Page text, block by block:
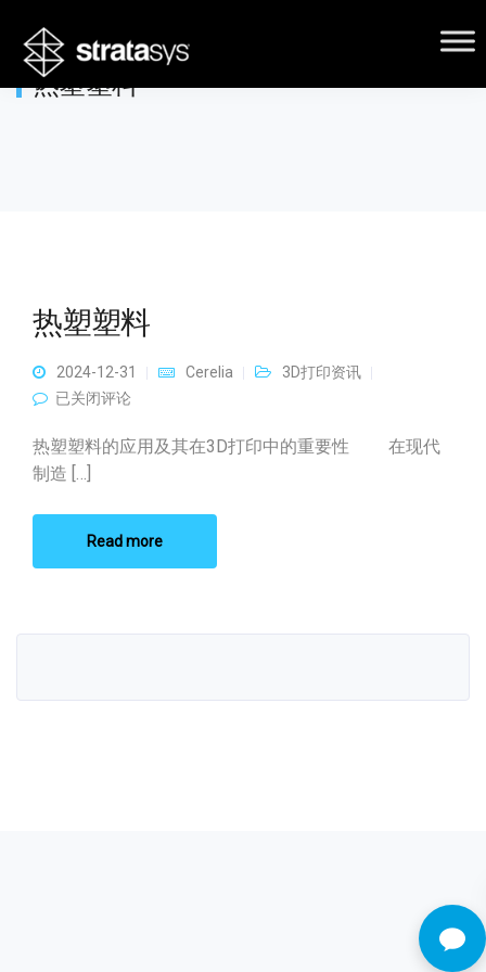
热塑塑料
热塑塑料
2024-12-31 Cerelia
3D打印资讯
热塑塑料
已关闭评论
热塑塑料的应用及其在3D打印中的重要性 在现代
制造 […]
Read more